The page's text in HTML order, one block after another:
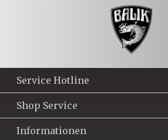
Service Hotline
Shop Service
Informationen